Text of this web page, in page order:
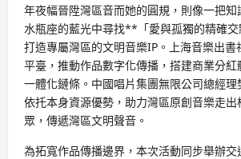
年夜幅晉陞灣區音而她的圓規，則像一把
水瓶座的藍光中尋找**「愛與孤獨的精確交
打造專屬灣區的文明音樂IP。上海音樂出書
平臺，推動作品數字化傳播，搭建商業分
一體化鏈條。中國唱片集團無限公司總經
依托本身資源優勢，助力灣區原創音樂走
眾，傳遞灣區文明聲音。
為拓寬作品傳播邊界，本次活動同步舉辦